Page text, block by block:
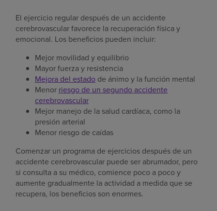
El ejercicio regular después de un accidente
cerebrovascular favorece la recuperación física y
emocional. Los beneficios pueden incluir:
Mejor movilidad y equilibrio
Mayor fuerza y resistencia
Mejora del estado de ánimo y la función mental
Menor riesgo de un segundo accidente
cerebrovascular
Mejor manejo de la salud cardíaca, como la
presión arterial
Menor riesgo de caídas
Comenzar un programa de ejercicios después de un
accidente cerebrovascular puede ser abrumador, pero
si consulta a su médico, comience poco a poco y
aumente gradualmente la actividad a medida que se
recupera, los beneficios son enormes.